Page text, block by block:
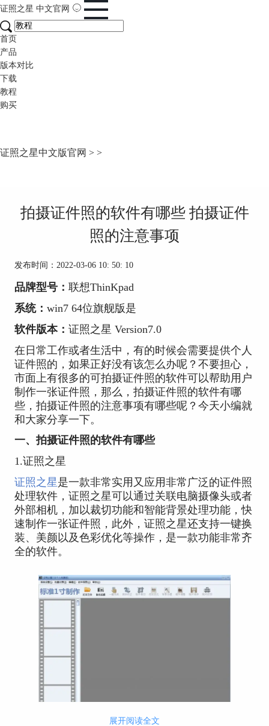
证照之星 中文官网
首页
产品
版本对比
下载
教程
购买
证照之星中文版官网 > >
拍摄证件照的软件有哪些 拍摄证件
照的注意事项
发布时间：2022-03-06 10: 50: 10
品牌型号： 联想ThinKpad
系统： win7 64位旗舰版是
软件版本： 证照之星 Version7.0
在日常工作或者生活中，有的时候会需要提供个人
证件照的，如果正好没有该怎么办呢？不要担心，
市面上有很多的可拍摄证件照的软件可以帮助用户
制作一张证件照，那么，拍摄证件照的软件有哪
些，拍摄证件照的注意事项有哪些呢？今天小编就
和大家分享一下。
一、拍摄证件照的软件有哪些
1.证照之星
证照之星是一款非常实用又应用非常广泛的证件照
处理软件，证照之星可以通过关联电脑摄像头或者
外部相机，加以裁切功能和智能背景处理功能，快
速制作一张证件照，此外，证照之星还支持一键换
装、美颜以及色彩优化等操作，是一款功能非常齐
全的软件。
展开阅读全文